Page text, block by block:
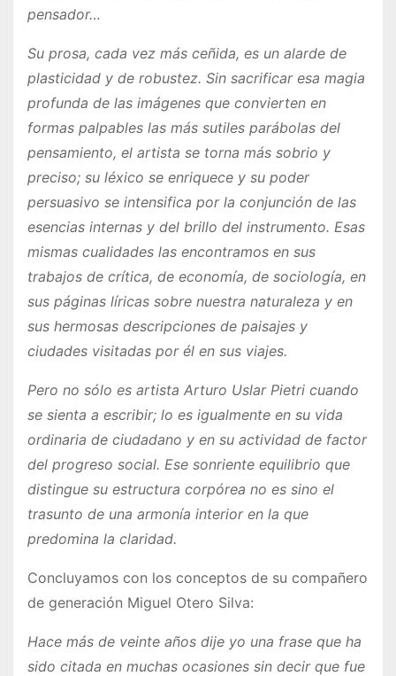
pensador…
Su prosa, cada vez más ceñida, es un alarde de
plasticidad y de robustez. Sin sacrificar esa magia
profunda de las imágenes que convierten en
formas palpables las más sutiles parábolas del
pensamiento, el artista se torna más sobrio y
preciso; su léxico se enriquece y su poder
persuasivo se intensifica por la conjunción de las
esencias internas y del brillo del instrumento. Esas
mismas cualidades las encontramos en sus
trabajos de crítica, de economía, de sociología, en
sus páginas líricas sobre nuestra naturaleza y en
sus hermosas descripciones de paisajes y
ciudades visitadas por él en sus viajes.
Pero no sólo es artista Arturo Uslar Pietri cuando
se sienta a escribir; lo es igualmente en su vida
ordinaria de ciudadano y en su actividad de factor
del progreso social. Ese sonriente equilibrio que
distingue su estructura corpórea no es sino el
trasunto de una armonía interior en la que
predomina la claridad.
Concluyamos con los conceptos de su compañero
de generación Miguel Otero Silva:
Hace más de veinte años dije yo una frase que ha
sido citada en muchas ocasiones sin decir que fue